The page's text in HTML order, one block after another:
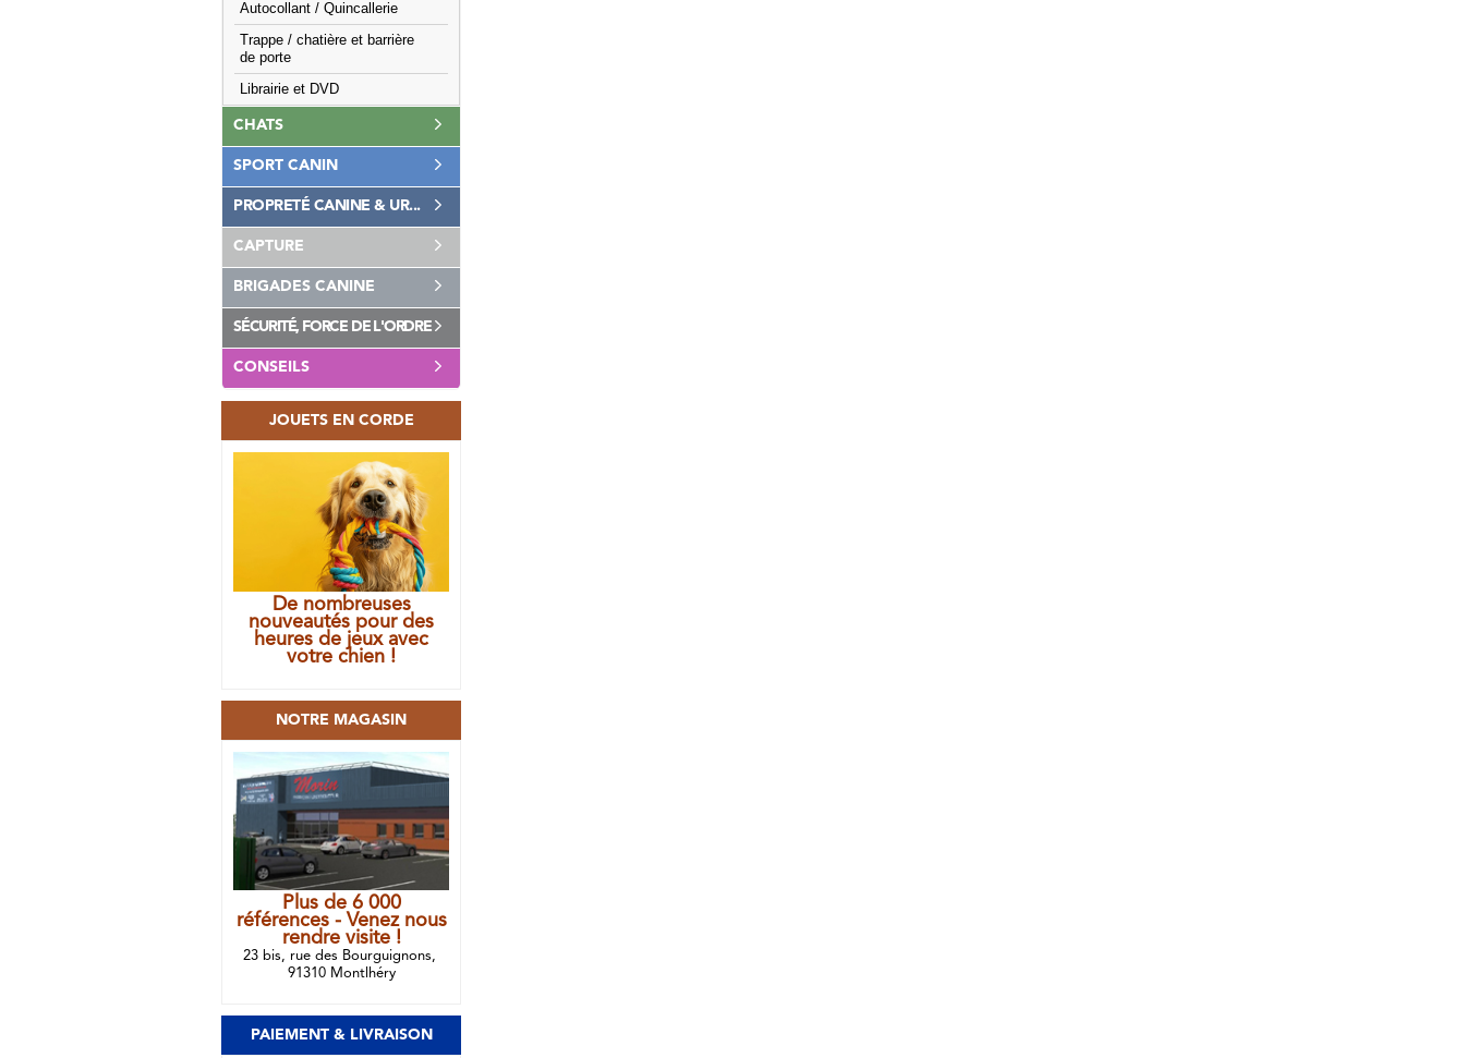
Autocollant / Quincallerie
Trappe / chatière et barrière
de porte
Librairie et DVD
CHATS
SPORT CANIN
PROPRETÉ CANINE & UR...
CAPTURE
BRIGADES CANINE
SÉCURITÉ, FORCE DE L'ORDRE
CONSEILS
JOUETS EN CORDE
De nombreuses
nouveautés pour des
heures de jeux avec
votre chien !
NOTRE MAGASIN
Plus de 6 000
références - Venez nous
rendre visite !
23 bis, rue des Bourguignons,
91310 Montlhéry
PAIEMENT & LIVRAISON